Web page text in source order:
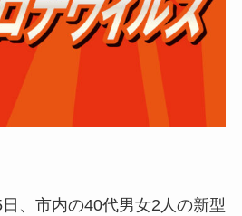
日、 市内の40代男女2人の新型